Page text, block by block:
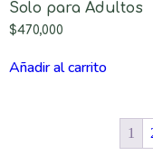
Solo para Adultos
$470,000
Añadir al carrito
1